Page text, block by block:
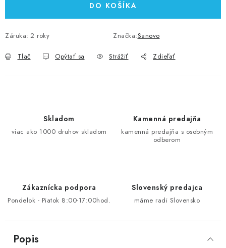
DO KOŠÍKA
Záruka: 2 roky Značka:Sanovo
Tlač Opýtať sa Strážiť Zdieľať
Skladom
viac ako 1000 druhov skladom
Kamenná predajňa
kamenná predajňa s osobným
odberom
Zákaznícka podpora
Pondelok - Piatok 8:00-17:00hod.
Slovenský predajca
máme radi Slovensko
Popis